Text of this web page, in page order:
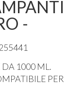
-
DA 1000 ML.
PER